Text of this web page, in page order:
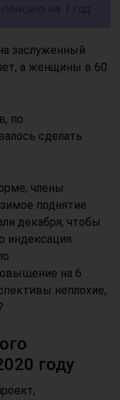
на 1 год.
заслуженный
а женщины в 60
по
сделать
члены
поднятие
декабря, чтобы
индексация
на 6
неплохие,
году